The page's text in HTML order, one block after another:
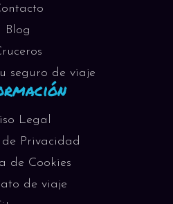
Blog
seguro de viaje
Legal
Privacidad
de Cookies
de viaje